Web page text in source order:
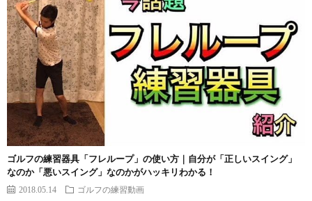
ゴルフの練習器具「フレループ」の使い方｜自分が「正しいスイング」
なのか「悪いスイング」なのかがハッキリわかる！
2018.05.14 ゴルフの練習動画